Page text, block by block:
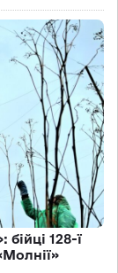
128-ї